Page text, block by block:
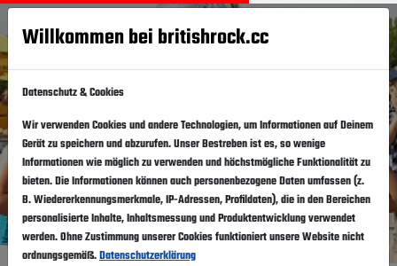
Menü
Willkommen bei britishrock.cc
Datenschutz & Cookies
Wir verwenden Cookies und andere Technologien, um Informationen auf Deinem
Gerät zu speichern und abzurufen. Unser Bestreben ist es, so wenige
Informationen wie möglich zu verwenden und höchstmögliche Funktionalität zu
bieten. Die Informationen können auch personenbezogene Daten umfassen (z.
B. Wiedererkennungsmerkmale, IP-Adressen, Profildaten), die in den Bereichen
personalisierte Inhalte, Inhaltsmessung und Produktentwicklung verwendet
werden. Ohne Zustimmung unserer Cookies funktioniert unsere Website nicht
ordnungsgemäß.Datenschutzerklärung